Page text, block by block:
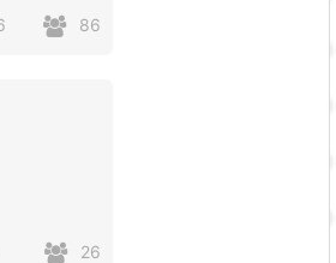
86
26